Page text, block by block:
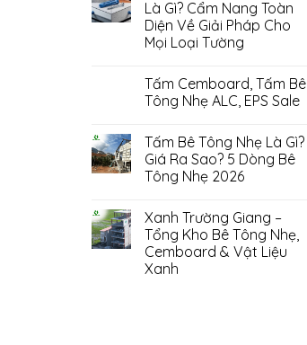
Là Gì? Cẩm Nang Toàn
Diện Về Giải Pháp Cho
Mọi Loại Tường
Tấm Cemboard, Tấm Bê
Tông Nhẹ ALC, EPS Sale
Tấm Bê Tông Nhẹ Là Gì?
Giá Ra Sao? 5 Dòng Bê
Tông Nhẹ 2026
Xanh Trường Giang –
Tổng Kho Bê Tông Nhẹ,
Cemboard & Vật Liệu
Xanh